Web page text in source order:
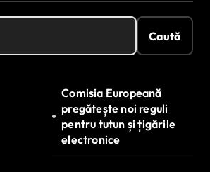
Caută
Comisia Europeană
pregătește noi reguli
pentru tutun și țigările
electronice